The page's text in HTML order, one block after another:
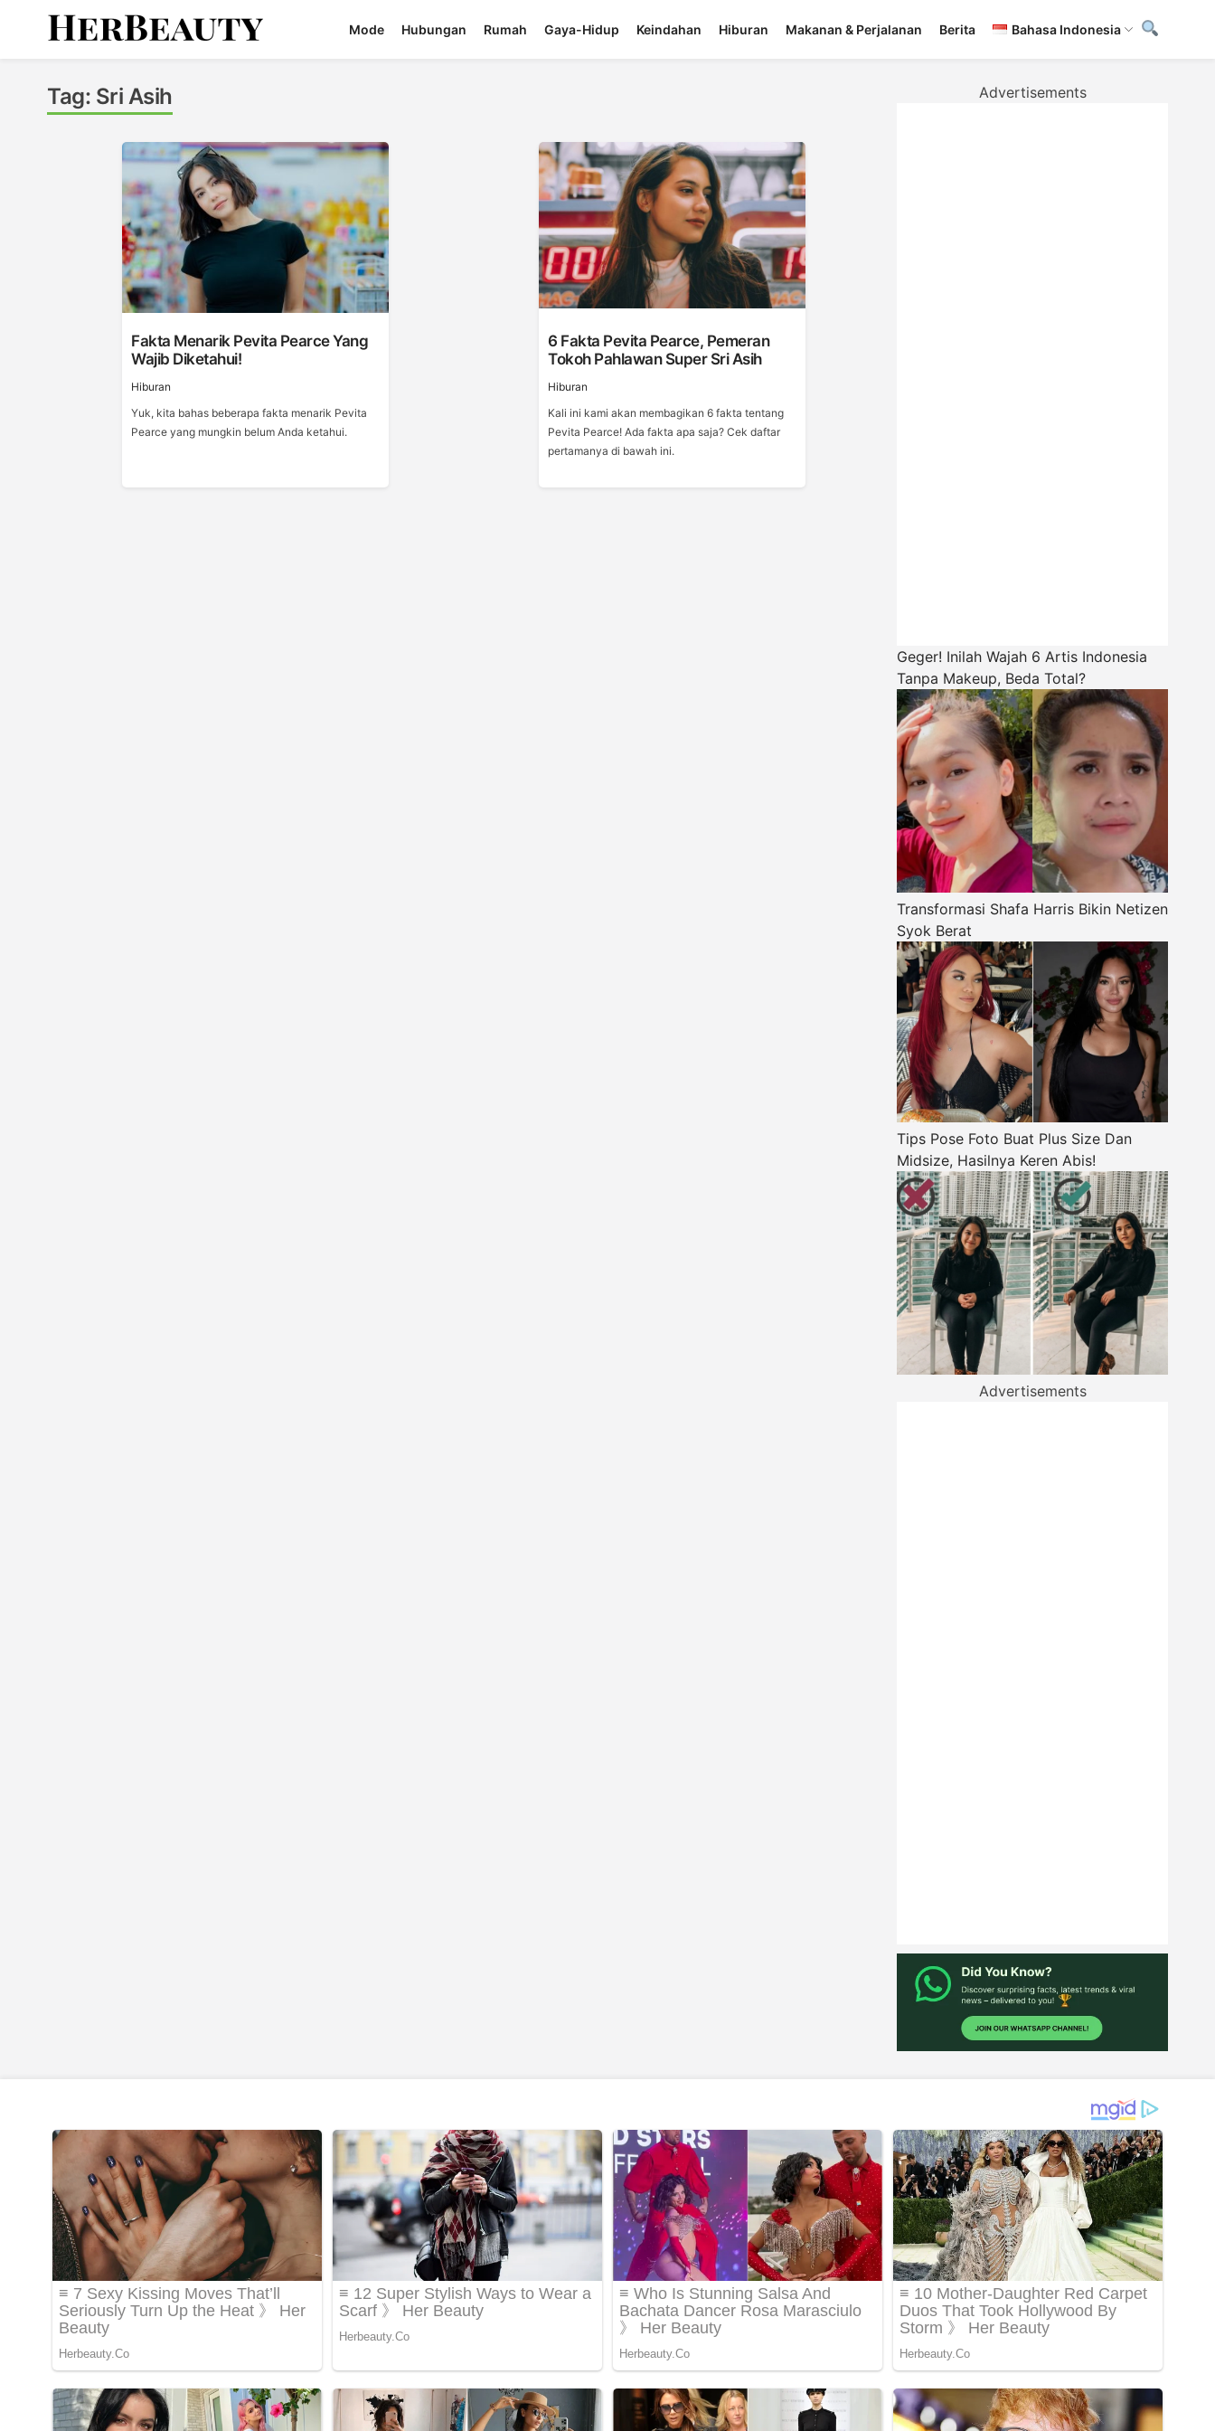
Mode Hubungan Rumah Gaya-Hidup Keindahan Hiburan Makanan & Perjalanan Berita Bahasa Indonesia
Tag: Sri Asih
Fakta Menarik Pevita Pearce Yang
Wajib Diketahui!
Hiburan
Yuk, kita bahas beberapa fakta menarik Pevita
Pearce yang mungkin belum Anda ketahui.
6 Fakta Pevita Pearce, Pemeran
Tokoh Pahlawan Super Sri Asih
Hiburan
Kali ini kami akan membagikan 6 fakta tentang
Pevita Pearce! Ada fakta apa saja? Cek daftar
pertamanya di bawah ini.
Advertisements
Geger! Inilah Wajah 6 Artis Indonesia
Tanpa Makeup, Beda Total?
Transformasi Shafa Harris Bikin Netizen
Syok Berat
Tips Pose Foto Buat Plus Size Dan
Midsize, Hasilnya Keren Abis!
Advertisements